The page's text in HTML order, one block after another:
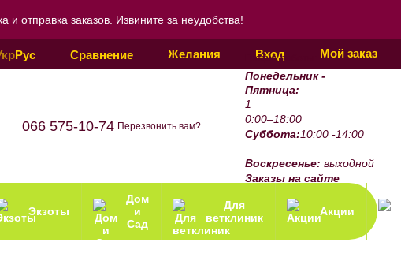
отправка заказов. Извините за неудобства!
Рус Сравнение Желания Вход Мой заказ
066 575-10-74 Перезвонить вам?
График работы:
Понедельник -
Пятница:
1
0:00–18:00
Суббота:10:00 -14:00
Воскресенье: выходной
Заказы на сайте
Экзоты
Дом
и
Сад
Для
ветклиник
Акции